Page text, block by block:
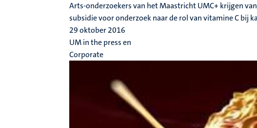
Arts-onderzoekers van het Maastricht UMC+ krijgen
subsidie voor onderzoek naar de rol van vitamine C bij
29 oktober 2016
UM in the press en
Corporate